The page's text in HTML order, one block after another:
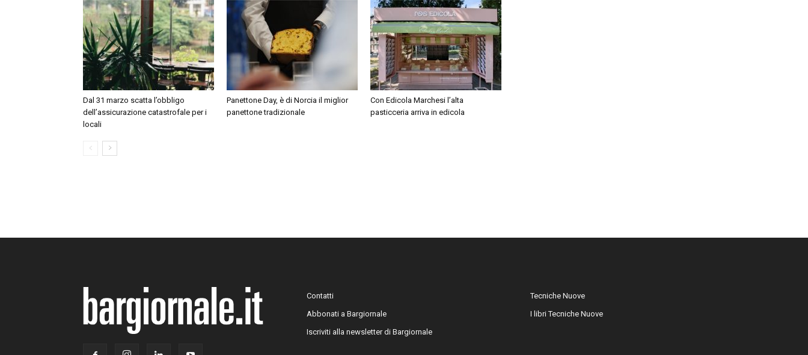
Dal 31 marzo scatta l’obbligo
dell’assicurazione catastrofale per i
locali
Panettone Day, è di Norcia il miglior
panettone tradizionale
Con Edicola Marchesi l’alta
pasticceria arriva in edicola
Contatti
Abbonati a Bargiornale
Iscriviti alla newsletter di Bargiornale
Tecniche Nuove
I libri Tecniche Nuove